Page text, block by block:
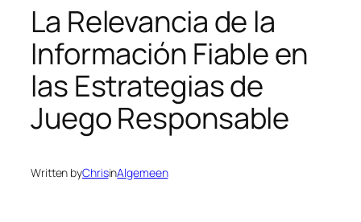
La Relevancia de la
Información Fiable en
las Estrategias de
Juego Responsable
Written byChrisinAlgemeen